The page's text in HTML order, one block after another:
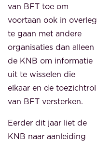
van BFT toe om
voortaan ook in overleg
te gaan met andere
organisaties dan alleen
de KNB om informatie
uit te wisselen die
elkaar en de toezichtrol
van BFT versterken.
Eerder dit jaar liet de
KNB naar aanleiding